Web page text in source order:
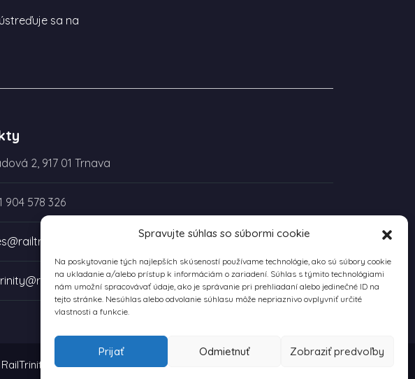
Spravujte súhlas so súbormi cookie
Na poskytovanie tých najlepších skúseností používame technológie, ako sú súbory cookie
na ukladanie a/alebo prístup k informáciám o zariadení. Súhlas s týmito technológiami
nám umožní spracovávať údaje, ako je správanie pri prehliadaní alebo jedinečné ID na
tejto stránke. Nesúhlas alebo odvolanie súhlasu môže nepriaznivo ovplyvniť určité
vlastnosti a funkcie.
Prijať Odmietnuť Zobraziť predvoľby
sa na
2, 917 01 Trnava
904 578 326
RailTrinity